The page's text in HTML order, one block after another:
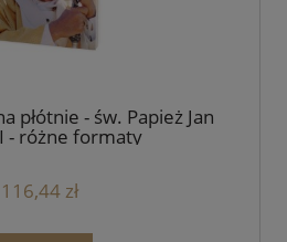
płótnie - św. Papież Jan
- różne formaty
116,44 zł